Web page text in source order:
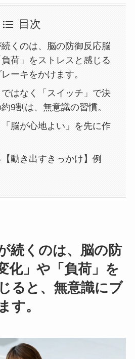
目次
くのは、脳の防御反応脳
荷」をストレスと感じる
ーキをかけます。
はなく「スイッチ」で決
9割は、無意識の習慣。
「脳が心地よい」を先に作
動き出すきっかけ】例
続くのは、脳の防
化」や「負荷」を
ると、無意識にブ
す。